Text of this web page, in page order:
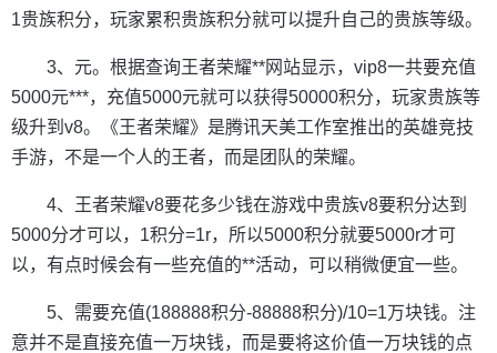
1贵族积分，玩家累积贵族积分就可以提升自己的贵族等级。
3、元。根据查询王者荣耀**网站显示，vip8一共要充值
5000元***，充值5000元就可以获得50000积分，玩家贵族等
级升到v8。《王者荣耀》是腾讯天美工作室推出的英雄竞技
手游，不是一个人的王者，而是团队的荣耀。
4、王者荣耀v8要花多少钱在游戏中贵族v8要积分达到
5000分才可以，1积分=1r，所以5000积分就要5000r才可
以，有点时候会有一些充值的**活动，可以稍微便宜一些。
5、需要充值(188888积分-88888积分)/10=1万块钱。注
意并不是直接充值一万块钱，而是要将这价值一万块钱的点